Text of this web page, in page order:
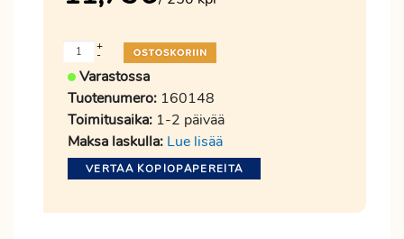
-
+
Varastossa
Tuotenumero: 160148
Toimitusaika: 1-2 päivää
Maksa laskulla: Lue lisää
VERTAA KOPIOPAPEREITA